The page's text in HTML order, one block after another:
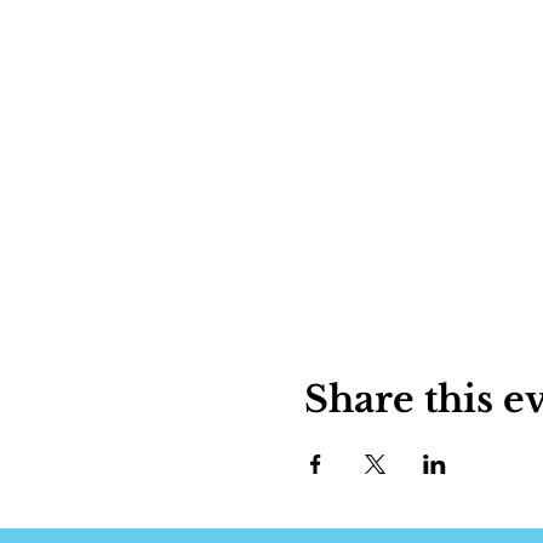
Share this